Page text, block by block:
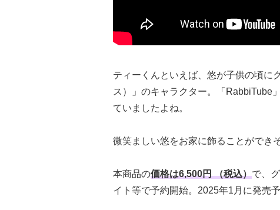
ティーくんといえば、悠が子供の頃に
ス）」のキャラクター。「RabbiTube
ていましたよね。
微笑ましい悠をお家に飾ることができ
本商品の価格は6,500円 （税込）で、
イト等で予約開始。2025年1月に発売